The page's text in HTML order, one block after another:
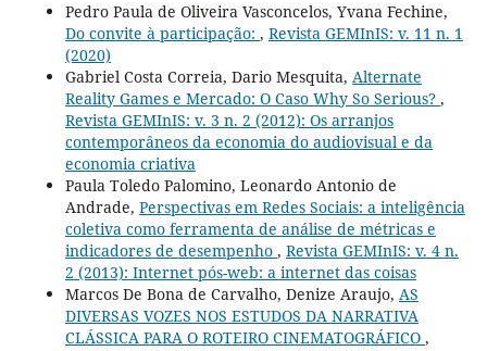
Pedro Paula de Oliveira Vasconcelos, Yvana Fechine,
Do convite à participação: , Revista GEMInIS: v. 11 n. 1
(2020)
Gabriel Costa Correia, Dario Mesquita, Alternate
Reality Games e Mercado: O Caso Why So Serious? ,
Revista GEMInIS: v. 3 n. 2 (2012): Os arranjos
contemporâneos da economia do audiovisual e da
economia criativa
Paula Toledo Palomino, Leonardo Antonio de
Andrade, Perspectivas em Redes Sociais: a inteligência
coletiva como ferramenta de análise de métricas e
indicadores de desempenho , Revista GEMInIS: v. 4 n.
2 (2013): Internet pós-web: a internet das coisas
Marcos De Bona de Carvalho, Denize Araujo, AS
DIVERSAS VOZES NOS ESTUDOS DA NARRATIVA
CLÁSSICA PARA O ROTEIRO CINEMATOGRÁFICO ,